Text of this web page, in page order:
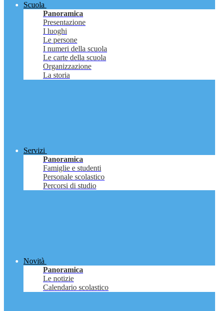
Scuola
Panoramica
Presentazione
I luoghi
Le persone
I numeri della scuola
Le carte della scuola
Organizzazione
La storia
Servizi
Panoramica
Famiglie e studenti
Personale scolastico
Percorsi di studio
Novità
Panoramica
Le notizie
Calendario scolastico